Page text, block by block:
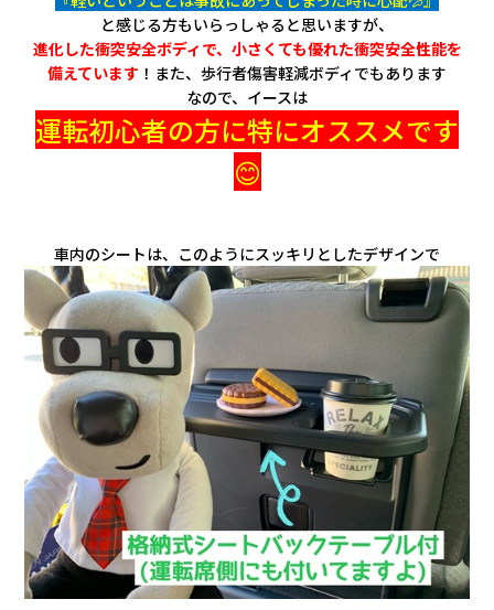
と感じる方もいらっしゃると思いますが、
進化した衝突安全ボディで、小さくても優れた衝突安全性能を
備えています ！ また、歩行者傷害軽減ボディでもあります
なので、イースは
運転初心者の方に特にオススメです
😊
車内のシートは、このようにスッキリとしたデザインで